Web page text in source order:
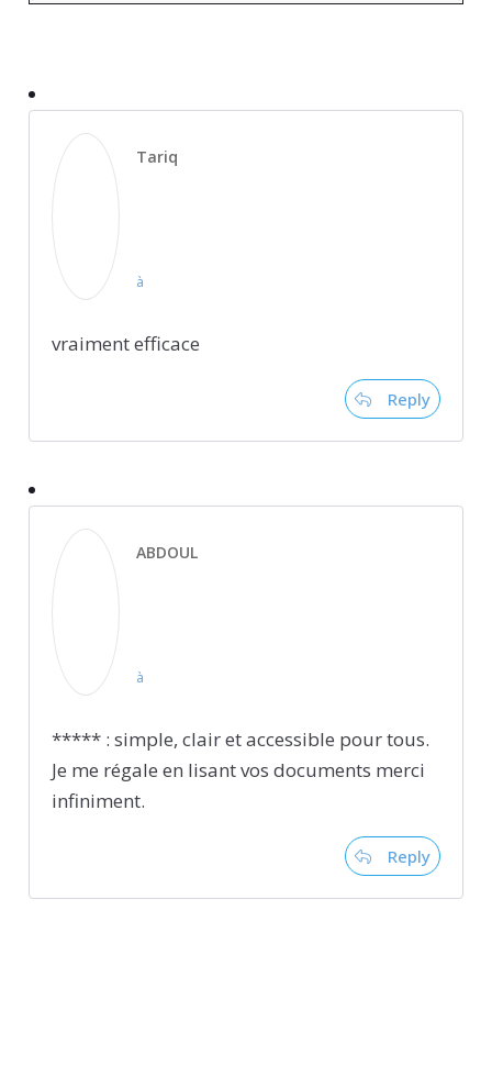
Tariq
à
vraiment efficace
Reply
ABDOUL
à
***** : simple, clair et accessible pour tous.
Je me régale en lisant vos documents merci
infiniment.
Reply